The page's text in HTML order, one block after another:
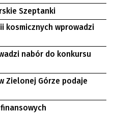
Szeptanki
wprowadzi
nabór do konkursu
Zielonej Górze podaje